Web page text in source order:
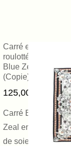
Carré en soie
roulotté main
Blue Zeal
(Copie)
125,00
Carré Blue
Zeal en twill
de soie